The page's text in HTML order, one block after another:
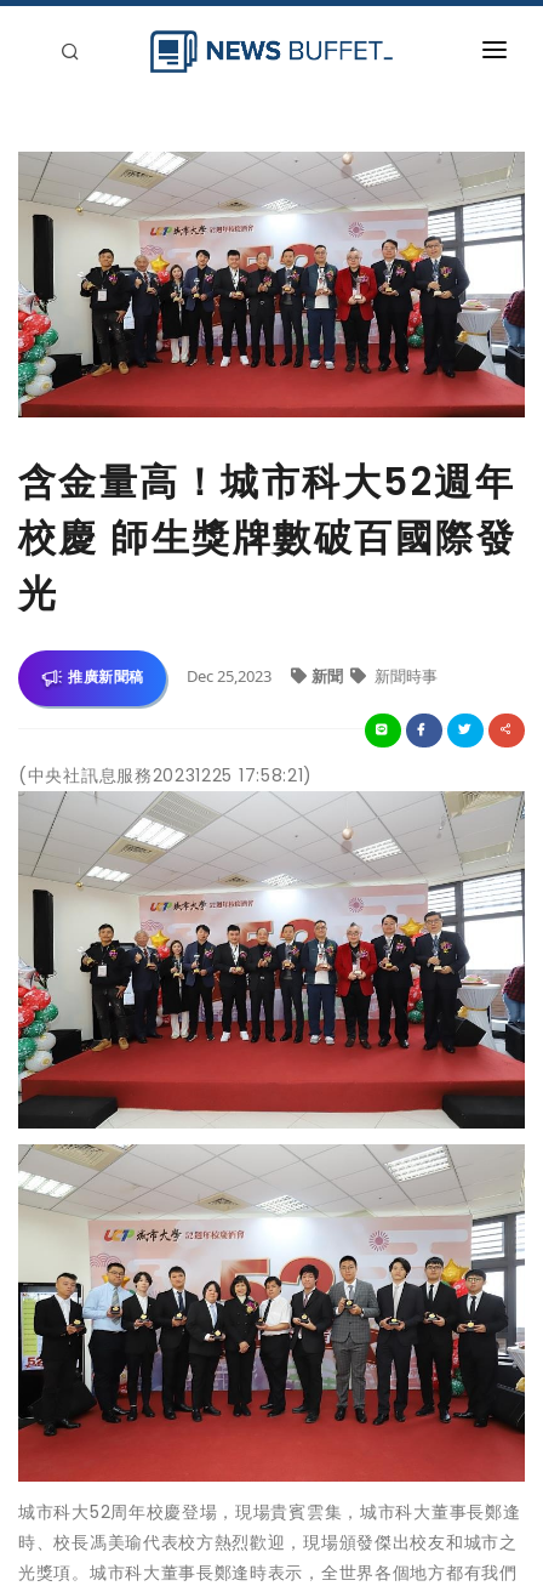
新聞稿分類
登入
刊登
含金量高！城市科大52週年
校慶 師生獎牌數破百國際發
光
推廣新聞稿 Dec 25,2023 新聞 新聞時事
(中央社訊息服務20231225 17:58:21)
城市科大52周年校慶登場，現場貴賓雲集，城市科大董事長鄭逢
時、校長馮美瑜代表校方熱烈歡迎，現場頒發傑出校友和城市之
光獎項。城市科大董事長鄭逢時表示，全世界各個地方都有我們